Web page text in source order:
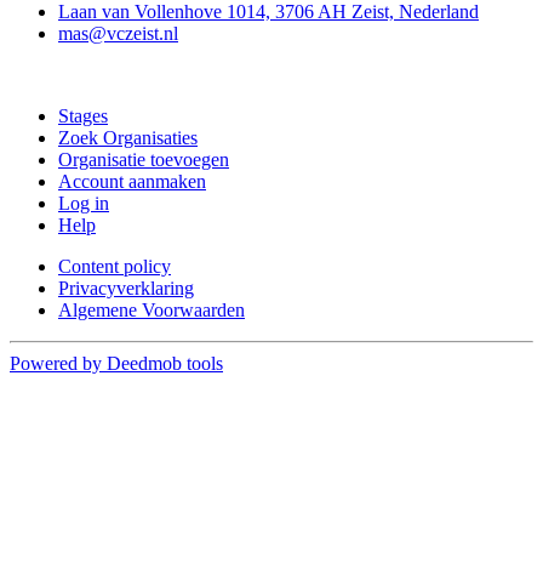
Laan van Vollenhove 1014, 3706 AH Zeist, Nederland
mas@vczeist.nl
Stages
Zoek Organisaties
Organisatie toevoegen
Account aanmaken
Log in
Help
Content policy
Privacyverklaring
Algemene Voorwaarden
Powered by Deedmob tools